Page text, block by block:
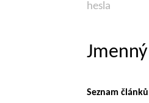
hesla
Seznam